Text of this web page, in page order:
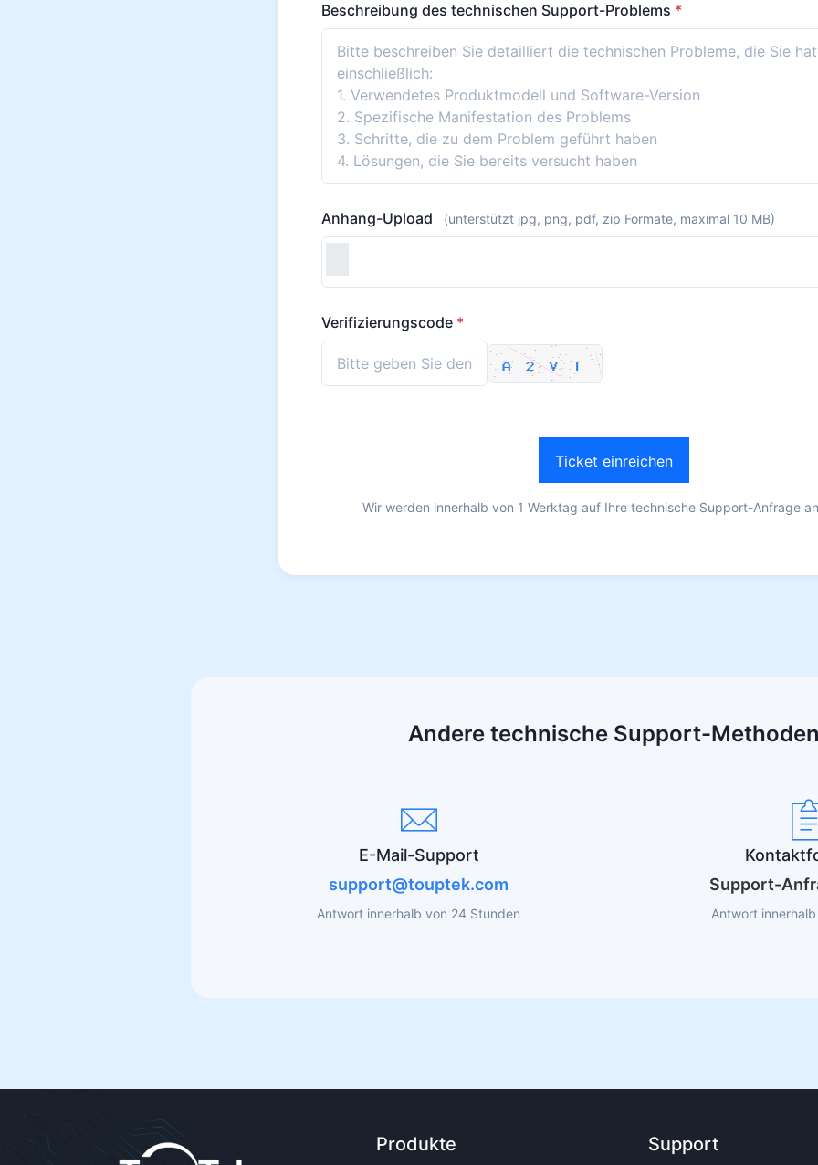
Beschreibung des technischen Support-Problems *
Anhang-Upload (unterstützt jpg, png, pdf, zip Formate, maximal 10 MB)
Verifizierungscode *
Ticket einreichen
Wir werden innerhalb von 1 Werktag auf Ihre technische Support-Anfrage
Andere technische Support-Methoden
E-Mail-Support
support@touptek.com
Antwort innerhalb von 24 Stunden
Support-
Antwort
Produkte Support